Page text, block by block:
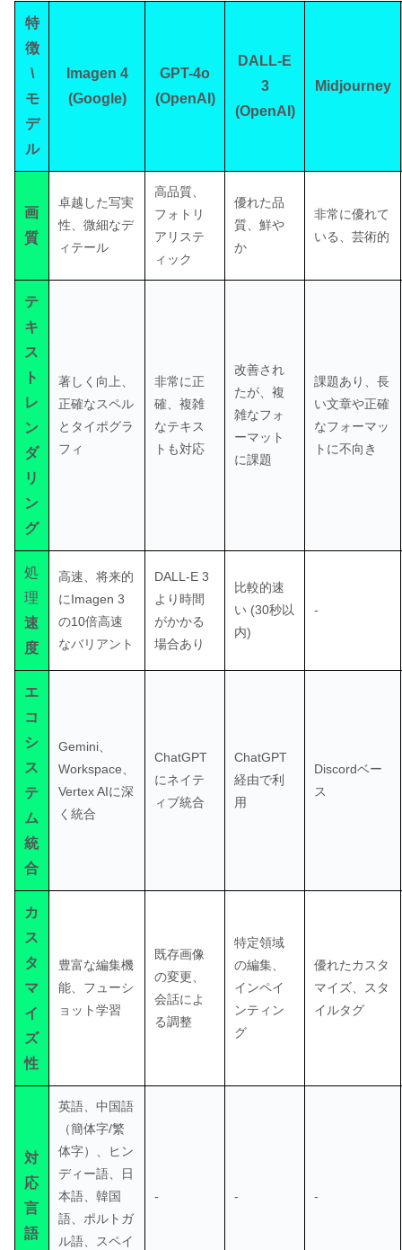
特
徴
\
モ
デ
ル
Imagen 4
(Google)
GPT-4o
(OpenAI)
DALL-E
3
(OpenAI)
Midjourney
画
質
卓越した写実
性、微細なデ
ィテール
高品質、
フォトリ
アリステ
ィック
優れた品
質、鮮や
か
非常に優れて
いる、芸術的
テ
キ
ス
ト
レ
ン
ダ
リ
ン
グ
著しく向上、
正確なスペル
とタイポグラ
フィ
非常に正
確、複雑
なテキス
トも対応
改善され
たが、複
雑なフォ
ーマット
に課題
課題あり、長
い文章や正確
なフォーマッ
トに不向き
処
理
速
度
高速、将来的
にImagen 3
の10倍高速
なバリアント
DALL-E 3
より時間
がかかる
場合あり
比較的速
い (30秒以
内)
-
エ
コ
シ
ス
テ
ム
統
合
Gemini、
Workspace、
Vertex AIに深
く統合
ChatGPT
にネイテ
ィブ統合
ChatGPT
経由で利
用
Discordベー
ス
カ
ス
タ
マ
イ
ズ
性
豊富な編集機
能、フューシ
ョット学習
既存画像
の変更、
会話によ
る調整
特定領域
の編集、
インペイ
ンティン
グ
優れたカスタ
マイズ、スタ
イルタグ
対
応
言
語
英語、中国語
（簡体字/繁
体字）、ヒン
ディー語、日
本語、韓国
語、ポルトガ
ル語、スペイ
- - -